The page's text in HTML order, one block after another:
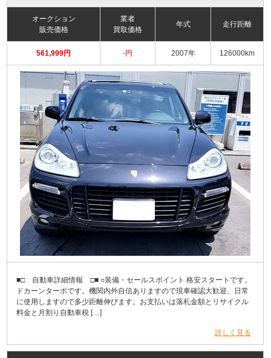
オークション
販売価格
業者
買取価格
年式 走行距離
561,999円 -円 2007年 126000km
■□ 自動車詳細情報 □■ ○装備・セールスポイント 格安スタートです。
ドカーンターボです。機関内外自信ありますので現車確認大歓迎、日常
に使用しますので多少距離伸びます。お支払いは落札金額とリサイクル
料金と月割り自動車税 […]
詳しく見る